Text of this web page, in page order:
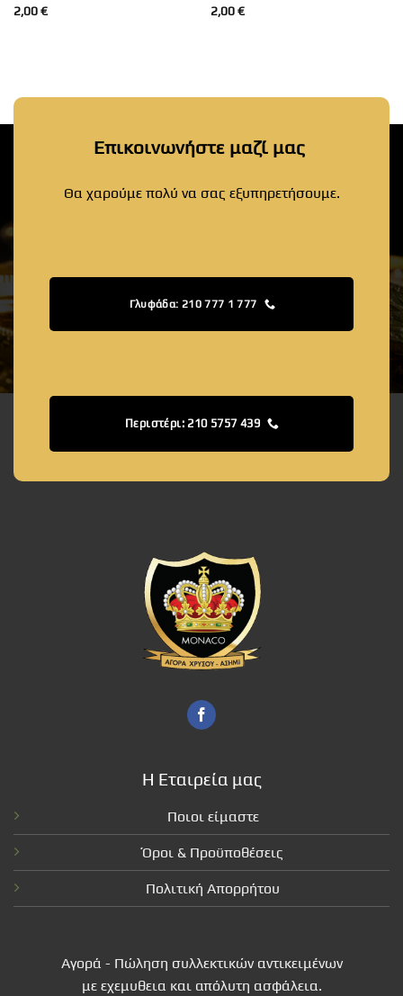
2,00€ 2,00€
Επικοινωνήστε μαζί μας
Θα χαρούμε πολύ να σας εξυπηρετήσουμε.
Γλυφάδα: 210 777 1 777
Περιστέρι: 210 5757 439
Η Εταιρεία μας
Ποιοι είμαστε
Όροι & Προϋποθέσεις
Πολιτική Απορρήτου
Αγορά - Πώληση συλλεκτικών αντικειμένων
με εχεμυθεια και απόλυτη ασφάλεια.